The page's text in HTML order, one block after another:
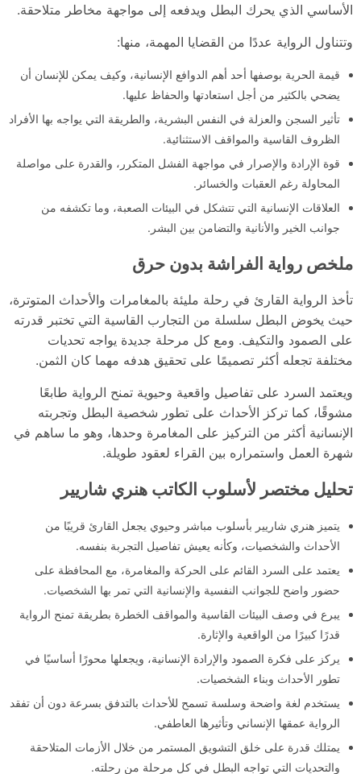
الأساسي الذي يحرك البطل ويدفعه إلى مواجهة مخاطر متلاحقة.
وتتناول الرواية عددًا من القضايا المهمة، منها:
قيمة الحرية بوصفها أحد أهم الدوافع الإنسانية، وكيف يمكن للإنسان أن
يضحي بالكثير من أجل استعادتها والحفاظ عليها.
تأثير السجن والعزلة في النفس البشرية، والطريقة التي يواجه بها الأفراد
الظروف القاسية والمواقف الاستثنائية.
قوة الإرادة والإصرار في مواجهة الفشل المتكرر، والقدرة على مواصلة
المحاولة رغم العقبات والخسائر.
العلاقات الإنسانية التي تتشكل في البيئات الصعبة، وما تكشفه من
جوانب الخير والأنانية والتضامن بين البشر.
ملخص رواية الفراشة بدون حرق
تأخذ الرواية القارئ في رحلة مليئة بالمغامرات والأحداث المتوترة،
حيث يخوض البطل سلسلة من التجارب القاسية التي تختبر قدرته
على الصمود والتكيف. ومع كل مرحلة جديدة يواجه تحديات
مختلفة تجعله أكثر تصميمًا على تحقيق هدفه مهما كان الثمن.
ويعتمد السرد على تفاصيل واقعية وحيوية تمنح الرواية طابعًا
مشوقًا، كما تركز الأحداث على تطور شخصية البطل وتجربته
الإنسانية أكثر من التركيز على المغامرة وحدها، وهو ما ساهم في
شهرة العمل واستمراره بين القراء لعقود طويلة.
تحليل مختصر لأسلوب الكاتب هنري شاريير
يتميز هنري شاريير بأسلوب مباشر وحيوي يجعل القارئ قريبًا من
الأحداث والشخصيات، وكأنه يعيش تفاصيل التجربة بنفسه.
يعتمد على السرد القائم على الحركة والمغامرة، مع المحافظة على
حضور واضح للجوانب النفسية والإنسانية التي تمر بها الشخصيات.
يبرع في وصف البيئات القاسية والمواقف الخطرة بطريقة تمنح الرواية
قدرًا كبيرًا من الواقعية والإثارة.
يركز على فكرة الصمود والإرادة الإنسانية، ويجعلها محورًا أساسيًا في
تطور الأحداث وبناء الشخصيات.
يستخدم لغة واضحة وسلسة تسمح للأحداث بالتدفق بسرعة دون أن تفقد
الرواية عمقها الإنساني وتأثيرها العاطفي.
يمتلك قدرة على خلق التشويق المستمر من خلال الأزمات المتلاحقة
والتحديات التي تواجه البطل في كل مرحلة من رحلته.